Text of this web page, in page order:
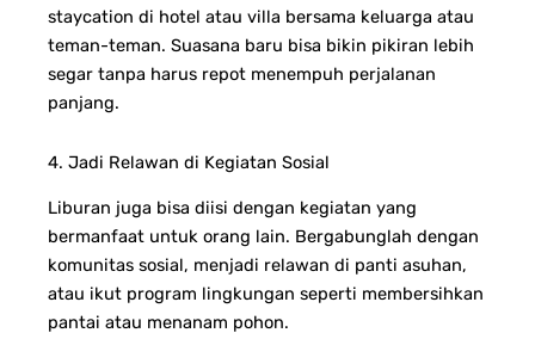
staycation di hotel atau villa bersama keluarga atau
teman-teman. Suasana baru bisa bikin pikiran lebih
segar tanpa harus repot menempuh perjalanan
panjang.
4. Jadi Relawan di Kegiatan Sosial
Liburan juga bisa diisi dengan kegiatan yang
bermanfaat untuk orang lain. Bergabunglah dengan
komunitas sosial, menjadi relawan di panti asuhan,
atau ikut program lingkungan seperti membersihkan
pantai atau menanam pohon.